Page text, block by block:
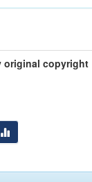
original copyright